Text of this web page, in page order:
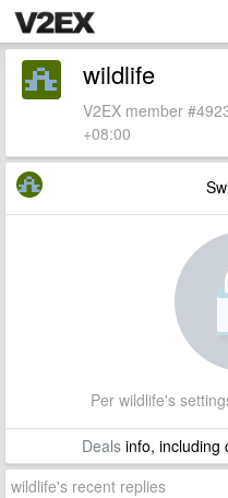
wildlife
V2EX member
+08:00
Per wildlife's
Dealsinfo, including
wildlife's recent replies